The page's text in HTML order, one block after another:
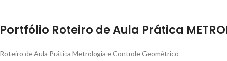
Portfólio Roteiro de Aula Prática
Roteiro de Aula Prática Metrologia e Controle Geométrico